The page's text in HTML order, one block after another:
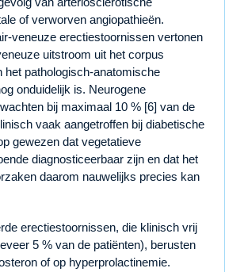
of verworven angiopathieën.
veneuze erectiestoornissen vertonen
uitstroom uit het corpus
pathologisch-anatomische
onduidelijk is. Neurogene
bij maximaal 10 % [6] van de
vaak aangetroffen bij diabetische
gewezen dat vegetatieve
diagnosticeerbaar zijn en dat het
daarom nauwelijks precies kan
erectiestoornissen, die klinisch vrij
5 % van de patiënten), berusten
of op hyperprolactinemie.